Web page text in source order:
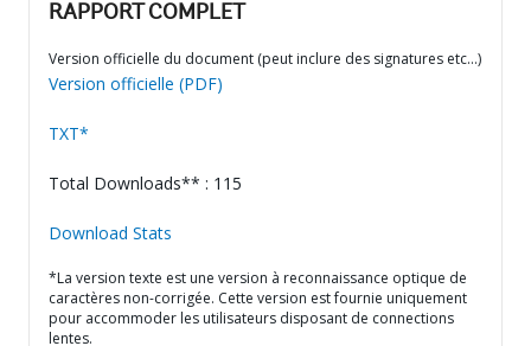
RAPPORT COMPLET
Version officielle du document (peut inclure des signatures etc…)
Version officielle (PDF)
TXT*
Total Downloads** : 115
Download Stats
*La version texte est une version à reconnaissance optique de
caractères non-corrigée. Cette version est fournie uniquement
pour accommoder les utilisateurs disposant de connections
lentes.